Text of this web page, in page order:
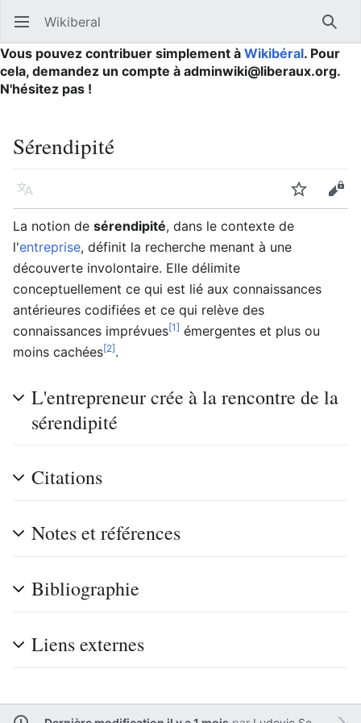
Ouvrir le menu principal Wikiberal
Vous pouvez contribuer simplement à Wikibéral. Pour
cela, demandez un compte à adminwiki@liberaux.org.
N'hésitez pas !
Sérendipité
Langue Suivre
La notion de sérendipité, dans le contexte de
l'entreprise, définit la recherche menant à une
découverte involontaire. Elle délimite
conceptuellement ce qui est lié aux connaissances
antérieures codifiées et ce qui relève des
connaissances imprévues[1] émergentes et plus ou
moins cachées[2].
L'entrepreneur crée à la rencontre de la
sérendipité
Citations
Notes et références
Bibliographie
Liens externes